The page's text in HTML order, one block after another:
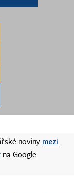
noviny mezi
na Google